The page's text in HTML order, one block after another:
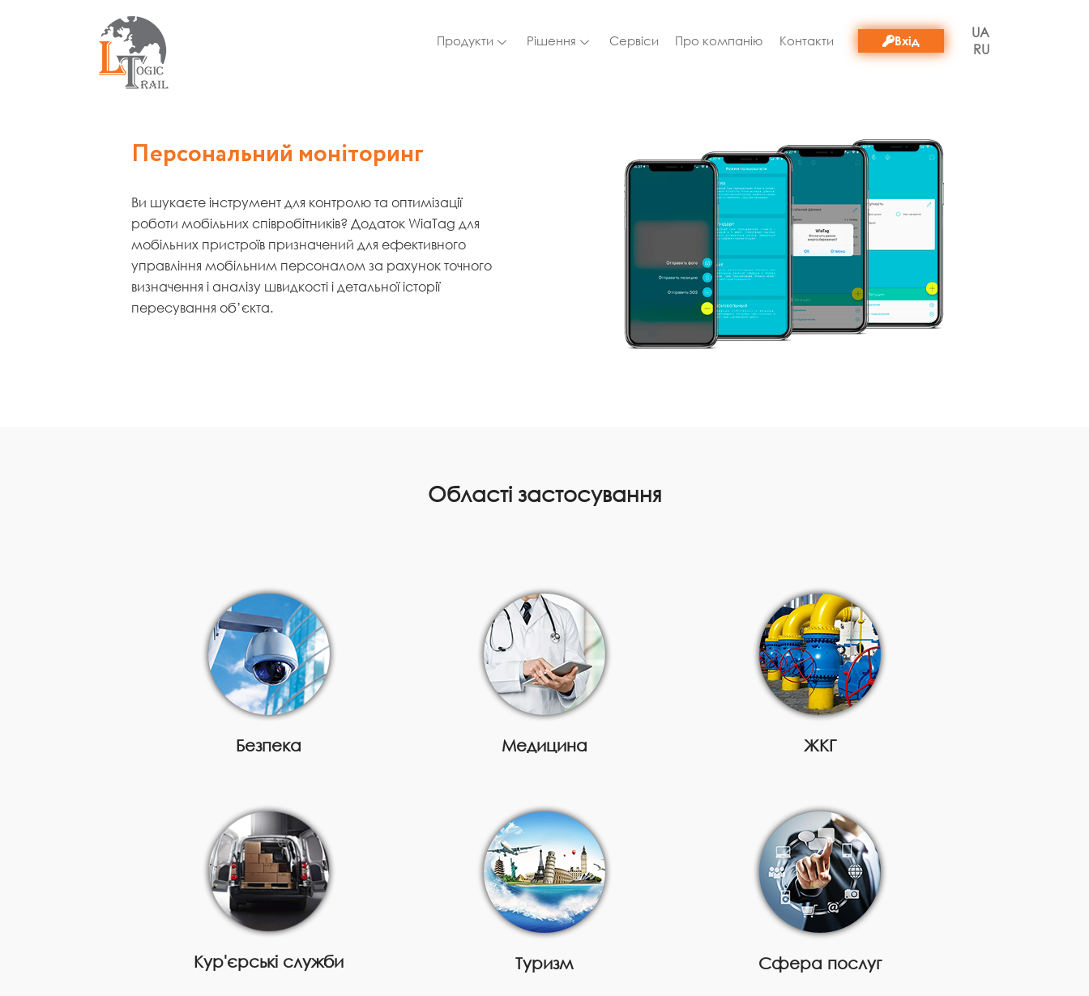
Продукти Рішення Сервіси Про компанію Контакти Вхід
UA
RU
Персональний моніторинг
Ви шукаєте інструмент для контролю та оптимізації
роботи мобільних співробітників? Додаток WiaTag для
мобільних пристроїв призначений для ефективного
управління мобільним персоналом за рахунок точного
визначення і аналізу швидкості і детальної історії
пересування об’єкта.
Області застосування
Безпека Медицина ЖКГ
Кур'єрські служби Туризм Сфера послуг